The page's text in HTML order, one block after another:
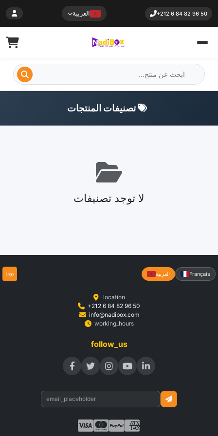
+212 6 84 82 96 50 العربية
تصنيفات المنتجات
لا توجد تصنيفات
العربية Français
location
+212 6 84 82 96 50
info@nadibox.com
working_hours
follow_us